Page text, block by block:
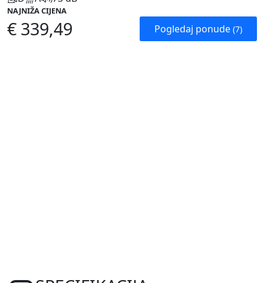
NAJNIŽA CIJENA
€ 339,49 Pogledaj ponude (7)